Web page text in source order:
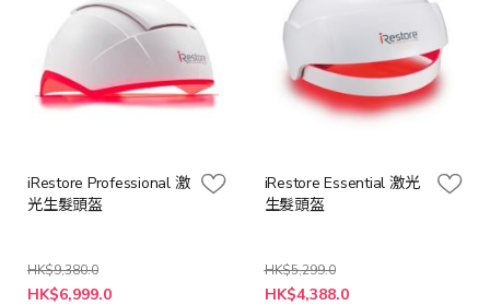
iRestore Professional 激
光生髮頭盔
HK$9,380.0
特
HK$6,999.0
iRestore Essential 激光
生髮頭盔
HK$5,299.0
特
HK$4,388.0